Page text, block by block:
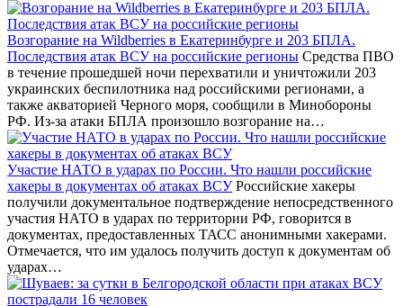
Возгорание на Wildberries в Екатеринбурге и 203 БПЛА.
Последствия атак ВСУ на российские регионы Средства ПВО
в течение прошедшей ночи перехватили и уничтожили 203
украинских беспилотника над российскими регионами, а
также акваторией Черного моря, сообщили в Минобороны
РФ. Из-за атаки БПЛА произошло возгорание на…
Участие НАТО в ударах по России. Что нашли российские
хакеры в документах об атаках ВСУРоссийские хакеры
получили документальное подтверждение непосредственного
участия НАТО в ударах по территории РФ, говорится в
документах, предоставленных ТАСС анонимными хакерами.
Отмечается, что им удалось получить доступ к документам об
ударах…